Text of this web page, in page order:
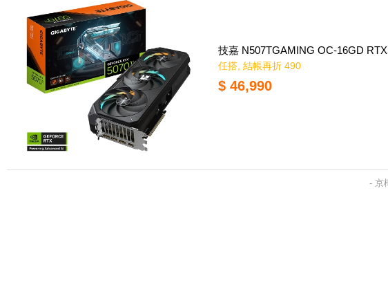
技嘉 N507TGAMING OC-16GD
任搭, 結帳再折 490
$ 46,990
- 京